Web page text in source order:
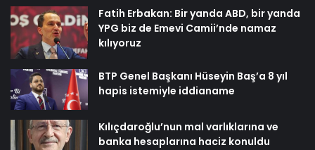
Fatih Erbakan: Bir yanda ABD, bir yanda
YPG biz de Emevi Camii’nde namaz
kılıyoruz
BTP Genel Başkanı Hüseyin Baş’a 8 yıl
hapis istemiyle iddianame
Kılıçdaroğlu’nun mal varlıklarına ve
banka hesaplarına haciz konuldu